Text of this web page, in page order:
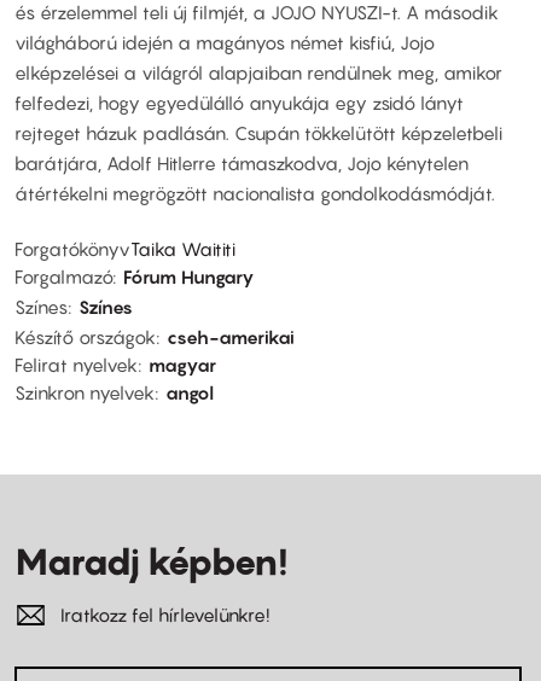
és érzelemmel teli új filmjét, a JOJO NYUSZI-t. A második
világháború idején a magányos német kisfiú, Jojo
elképzelései a világról alapjaiban rendülnek meg, amikor
felfedezi, hogy egyedülálló anyukája egy zsidó lányt
rejteget házuk padlásán. Csupán tökkelütött képzeletbeli
barátjára, Adolf Hitlerre támaszkodva, Jojo kénytelen
átértékelni megrögzött nacionalista gondolkodásmódját.
ForgatókönyvTaika Waititi
Forgalmazó Fórum Hungary
Színes Színes
Készítő országok
cseh-amerikai
Felirat nyelvek
magyar
Szinkron nyelvek
angol
Maradj képben!
Iratkozz fel hírlevelünkre!